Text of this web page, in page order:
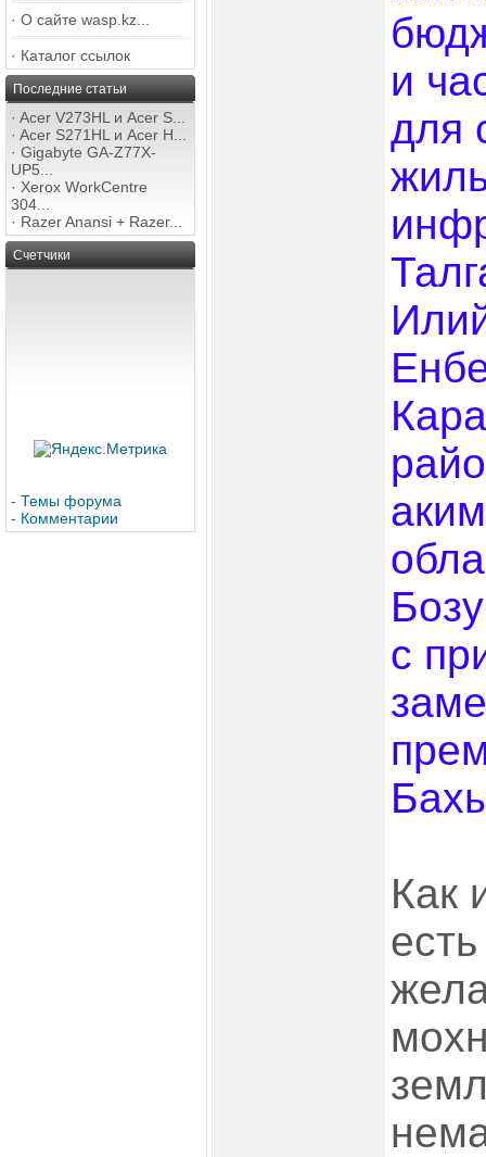
· О сайте wasp.kz...
· Каталог ссылок
Последние статьи
· Acer V273HL и Acer S...
· Acer S271HL и Acer H...
· Gigabyte GA-Z77X-
UP5...
· Xerox WorkCentre
304...
· Razer Anansi + Razer...
Счетчики
- Темы форума
- Комментарии
и
для
с
Как